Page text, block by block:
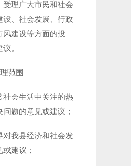
受理广大市民和社会
设、社会发展、行政
风建设等方面的投
议。
范围
会生活中关注的热
题的意见或建议；
我县经济和社会发
建议；